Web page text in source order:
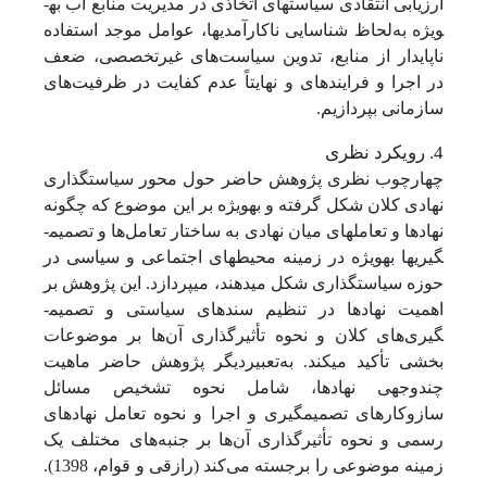
ویژه به‌لحاظ شناسایی ناکارآمدی­ها، عوامل موجد استفاده
ناپایدار از منابع، تدوین سیاست‌های غیرتخصصی، ضعف
در اجرا و فرایندهای و نهایتاً عدم کفایت در ظرفیت‌های
سازمانی بپردازیم.
4. رویکرد نظری
چهارچوب نظری پژوهش حاضر حول محور سیاست­گذاری
نهادی کلان شکل گرفته و به­ویژه بر این موضوع که چگونه
نهادها و تعامل­های میان نهادی به ساختار تعامل‌ها و تصمیم­
گیری­ها به­ویژه در زمینه محیط­های اجتماعی و سیاسی در
حوزه سیاست­گذاری شکل می­دهند، می­پردازد. این پژوهش بر
اهمیت نهادها در تنظیم سندهای سیاستی و تصمیم­
گیری‌های کلان و نحوه تأثیرگذاری آن‌ها بر موضوعات
بخشی تأکید می­کند. به‌تعبیردیگر پژوهش حاضر ماهیت
چندوجهی نهادها، شامل نحوه تشخیص مسائل
سازوکارهای تصمیم­گیری و اجرا و نحوه تعامل نهادهای
رسمی و نحوه تأثیرگذاری آن‌ها بر جنبه‌های مختلف یک
زمینه موضوعی را برجسته می‌کند (رازقی و قوام، 1398).